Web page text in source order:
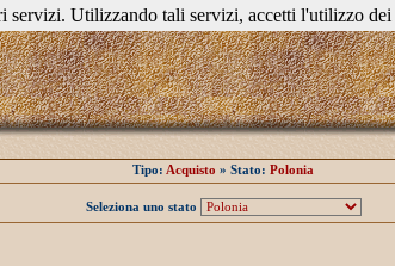
Tipo: Acquisto » Stato: Polonia
Seleziona uno stato
servizi. Utilizzando tali servizi, accetti l'utilizzo dei